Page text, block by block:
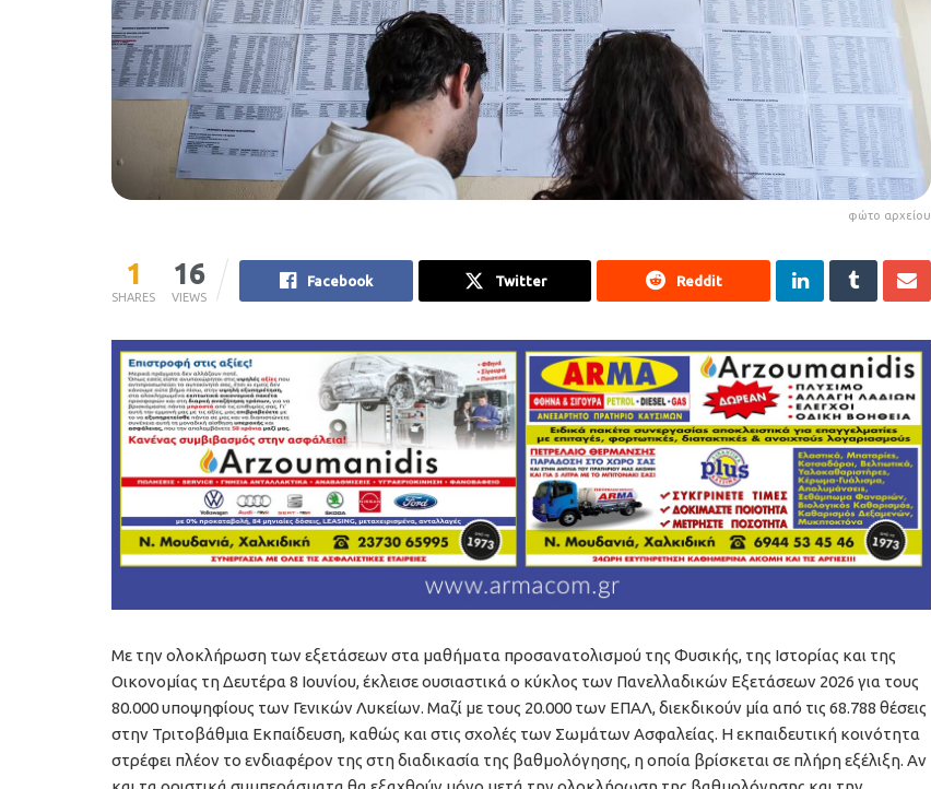
φώτο αρχείου
1
SHARES
16
VIEWS
Facebook Twitter Reddit
Με την ολοκλήρωση των εξετάσεων στα μαθήματα προσανατολισμού της Φυσικής, της Ιστορίας και της
Οικονομίας τη Δευτέρα 8 Ιουνίου, έκλεισε ουσιαστικά ο κύκλος των Πανελλαδικών Εξετάσεων 2026 για τους
80.000 υποψηφίους των Γενικών Λυκείων. Μαζί με τους 20.000 των ΕΠΑΛ, διεκδικούν μία από τις 68.788 θέσεις
στην Τριτοβάθμια Εκπαίδευση, καθώς και στις σχολές των Σωμάτων Ασφαλείας. Η εκπαιδευτική κοινότητα
στρέφει πλέον το ενδιαφέρον της στη διαδικασία της βαθμολόγησης, η οποία βρίσκεται σε πλήρη εξέλιξη. Αν